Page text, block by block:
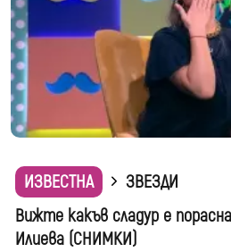
ИЗВЕСТНА
ЗВЕЗДИ
Вижте какъв сладур е
Илиева (СНИМКИ)